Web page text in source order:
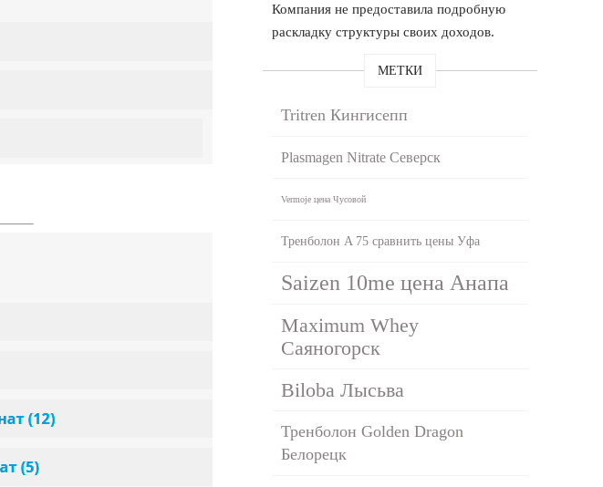
Компания не предоставила подробную
раскладку структуры своих доходов.
МЕТКИ
Tritren Кингисепп
Plasmagen Nitrate Северск
Vermoje цена Чусовой
Тренболон A 75 сравнить цены Уфа
Saizen 10me цена Анапа
Maximum Whey
Саяногорск
Biloba Лысьва
Тренболон Golden Dragon
Белорецк